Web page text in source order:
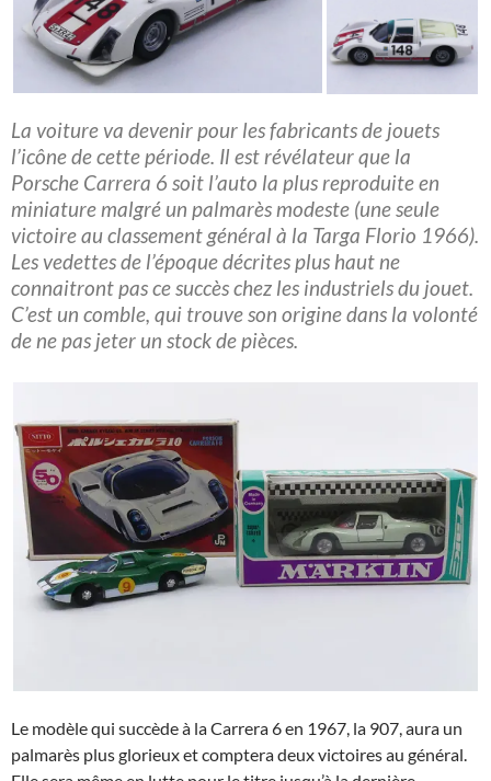
La voiture va devenir pour les fabricants de jouets
l’icône de cette période. Il est révélateur que la
Porsche Carrera 6 soit l’auto la plus reproduite en
miniature malgré un palmarès modeste (une seule
victoire au classement général à la Targa Florio 1966).
Les vedettes de l’époque décrites plus haut ne
connaitront pas ce succès chez les industriels du jouet.
C’est un comble, qui trouve son origine dans la volonté
de ne pas jeter un stock de pièces.
Le modèle qui succède à la Carrera 6 en 1967, la 907, aura un
palmarès plus glorieux et comptera deux victoires au général.